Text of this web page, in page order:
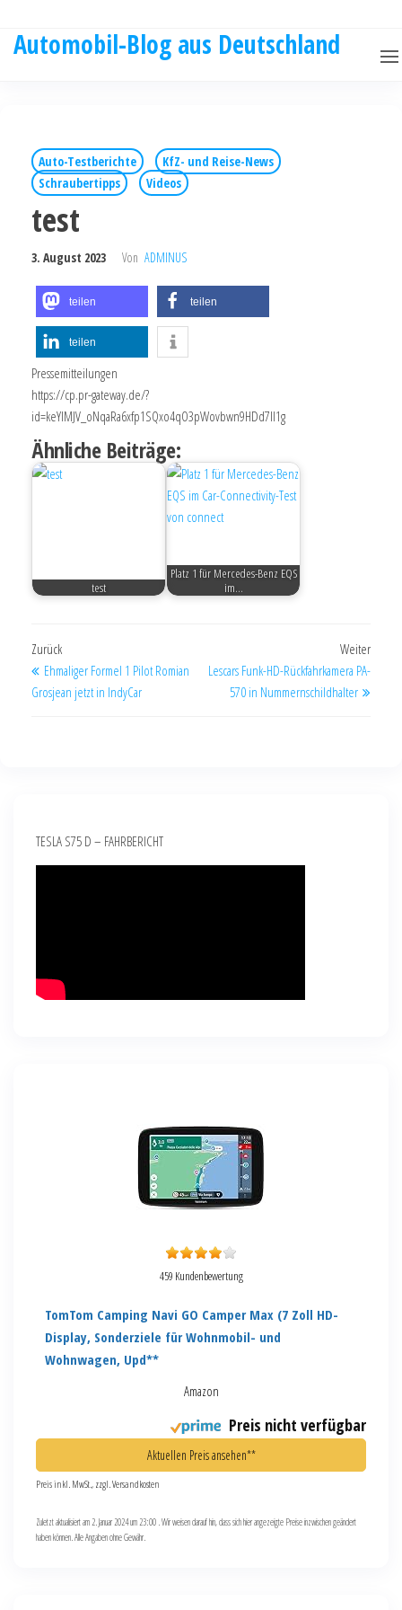
Automobil-Blog aus Deutschland
Auto-Testberichte
KfZ- und Reise-News
Schraubertipps
Videos
test
3. August 2023 Von ADMINUS
teilen teilen
teilen
Pressemitteilungen
https://cp.pr-gateway.de/?
id=keYlMJV_oNqaRa6xfp1SQxo4qO3pWovbwn9HDd7Il1g
Ähnliche Beiträge:
test
Platz 1 für Mercedes-Benz EQS
im…
Zurück
Ehmaliger Formel 1 Pilot Romian
Grosjean jetzt in IndyCar
Weiter
Lescars Funk-HD-Rückfahrkamera PA-
570 in Nummernschildhalter
TESLA S75 D – FAHRBERICHT
459 Kundenbewertung
TomTom Camping Navi GO Camper Max (7 Zoll HD-
Display, Sonderziele für Wohnmobil- und
Wohnwagen, Upd**
Amazon
Preis nicht verfügbar
Aktuellen Preis ansehen**
Preis inkl. MwSt., zzgl. Versandkosten
Zuletzt aktualisiert am 2. Januar 2024 um 23:00 . Wir weisen darauf hin, dass sich hier angezeigte Preise inzwischen geändert
haben können. Alle Angaben ohne Gewähr.